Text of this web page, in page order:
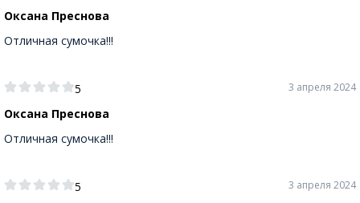
Оксана Преснова
Отличная сумочка!!!
5
Оксана Преснова
3 апреля 2024
Отличная сумочка!!!
5
3 апреля 2024